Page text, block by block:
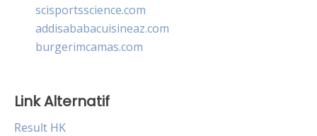
scisportsscience.com
addisababacuisineaz.com
burgerimcamas.com
Link Alternatif
Result HK